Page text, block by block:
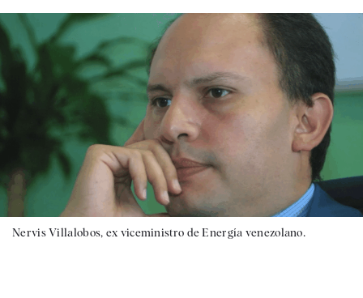
Nervis Villalobos, ex viceministro de Energía venezolano.